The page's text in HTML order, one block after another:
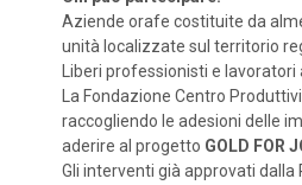
Aziende orafe costituite da
unità localizzate sul territorio
Liberi professionisti e lavoratori
La Fondazione Centro
raccogliendo le adesioni delle
aderire al progetto GOLD FOR
Gli interventi già approvati dalla